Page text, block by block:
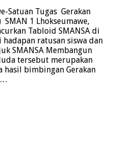
Satuan Tugas Gerakan
SMAN 1 Lhokseumawe,
Tabloid SMANSA di
ratusan siswa dan
SMANSA Membangun
tersebut merupakan
hasil bimbingan Gerakan
…